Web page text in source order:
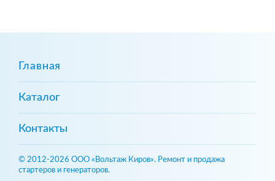
Главная
Каталог
Контакты
© 2012-2026 ООО «Вольтаж Киров». Ремонт и продажа
стартеров и генераторов.